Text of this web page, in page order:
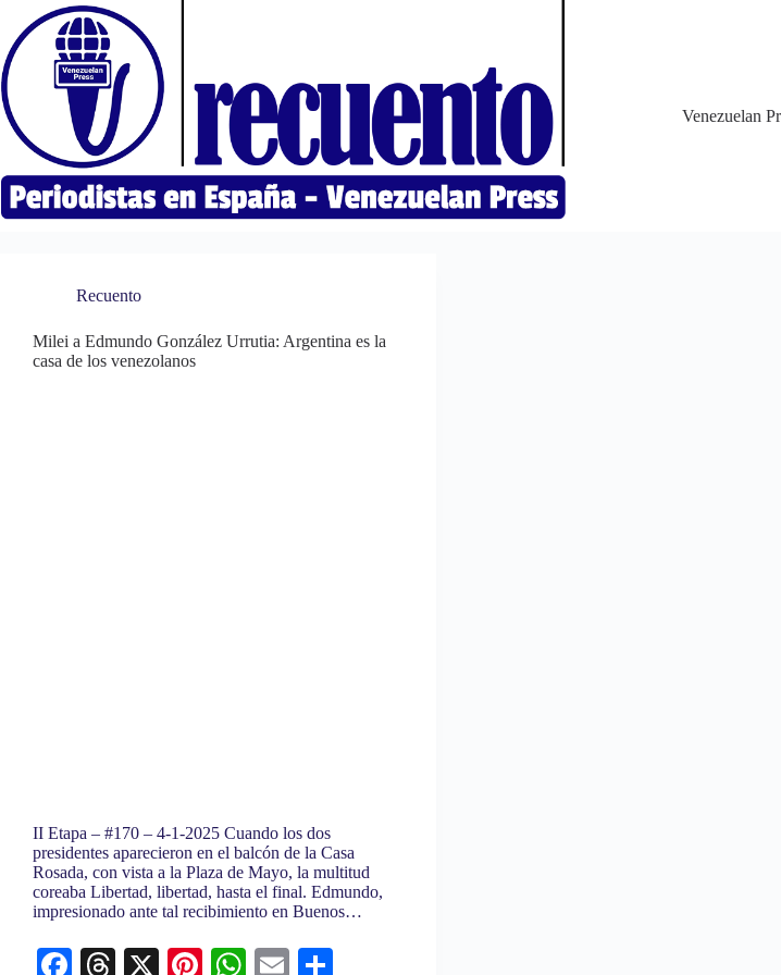
contenido
Venezuelan
Recuento
Milei a Edmundo González Urrutia: Argentina es la
casa de los venezolanos
II Etapa – #170 – 4-1-2025 Cuando los dos
presidentes aparecieron en el balcón de la Casa
Rosada, con vista a la Plaza de Mayo, la multitud
coreaba Libertad, libertad, hasta el final. Edmundo,
impresionado ante tal recibimiento en Buenos…
Fa T X Pi W E